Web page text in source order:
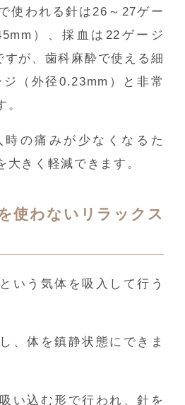
使われる針は26～27ゲー
）、採血は22ゲージ
すが、歯科麻酔で使える細
（外径0.23mm）と非常
。
の痛みが少なくなるた
大きく軽減できます。
使わないリラックス
いう気体を吸入して行う
、体を鎮静状態にできま
い込む形で行われ、針を